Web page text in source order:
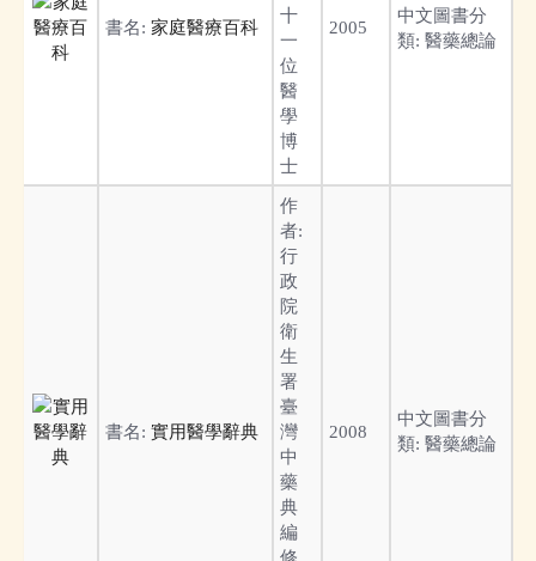
書名: 家庭醫療百科
十
一
位
醫
學
博
士
2005
中文圖書分
類: 醫藥總論
書名: 實用醫學辭典
作
者:
行
政
院
衛
生
署
臺
灣
中
藥
典
編
修
2008
中文圖書分
類: 醫藥總論